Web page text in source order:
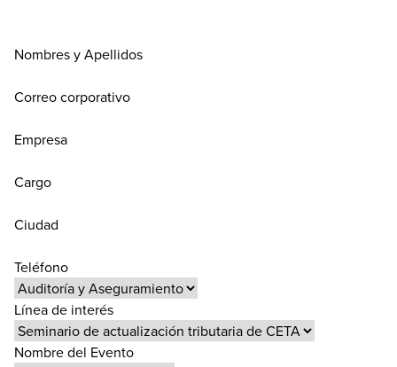
Nombres y Apellidos
Correo corporativo
Empresa
Cargo
Ciudad
Teléfono
Línea de interés
Nombre del Evento